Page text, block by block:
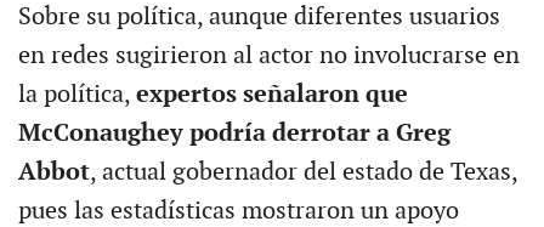
Sobre su política, aunque diferentes usuarios
en redes sugirieron al actor no involucrarse en
la política, expertos señalaron que
McConaughey podría derrotar a Greg
Abbot, actual gobernador del estado de Texas,
pues las estadísticas mostraron un apoyo